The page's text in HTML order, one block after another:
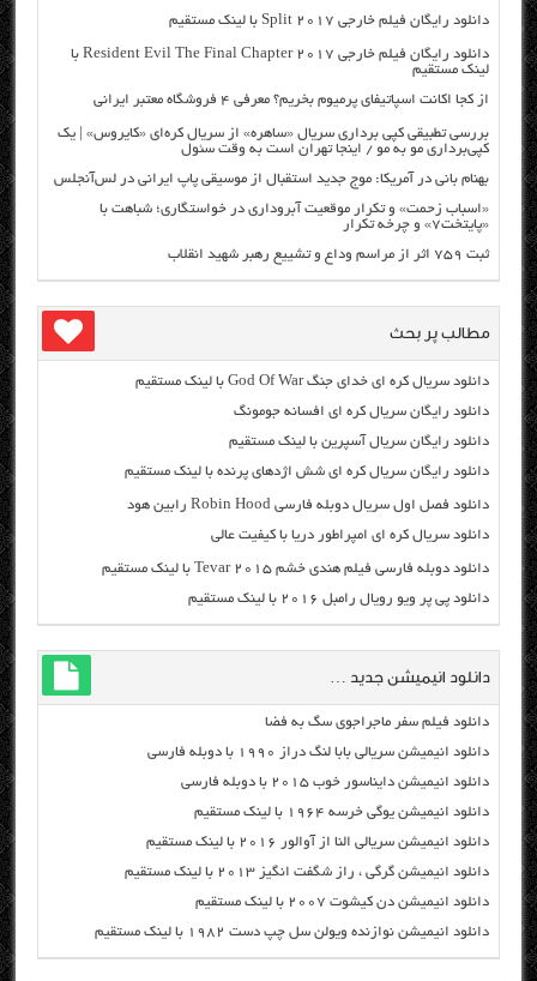
دانلود رایگان فیلم خارجی Split 2017 با لینک مستقیم
دانلود رایگان فیلم خارجی Resident Evil The Final Chapter 2017 با
لینک مستقیم
از کجا اکانت اسپاتیفای پرمیوم بخریم؟ معرفی ۴ فروشگاه معتبر ایرانی
بررسی تطبیقی کپی برداری سریال «ساهره» از سریال کره‌ای «کایروس» | یک
کپی‌برداری مو به مو / اینجا تهران است به وقت سئول
بهنام بانی در آمریکا: موج جدید استقبال از موسیقی پاپ ایرانی در لس‌آنجلس
«اسباب زحمت» و تکرار موقعیت آبروداری در خواستگاری؛ شباهت با
«پایتخت۷» و چرخه تکرار
ثبت ۷۵۹ اثر از مراسم وداع و تشییع رهبر شهید انقلاب
مطالب پر بحث
دانلود سریال کره ای خدای جنگ God Of War با لینک مستقیم
دانلود رایگان سریال کره ای افسانه جومونگ
دانلود رایگان سریال آسپرین با لینک مستقیم
دانلود رایگان سریال کره ای شش اژدهای پرنده با لینک مستقیم
دانلود فصل اول سریال دوبله فارسی Robin Hood رابین هود
دانلود سریال کره ای امپراطور دریا با کیفیت عالی
دانلود دوبله فارسی فیلم هندی خشم Tevar ۲۰۱۵ با لینک مستقیم
دانلود پی پر ویو رویال رامبل ۲۰۱۶ با لینک مستقیم
دانلود انیمیشن جدید …
دانلود فیلم سفر ماجراجوی سگ به فضا
دانلود انیمیشن سریالی بابا لنگ دراز ۱۹۹۰ با دوبله فارسی
دانلود انیمیشن دایناسور خوب ۲۰۱۵ با دوبله فارسی
دانلود انیمیشن یوگی خرسه ۱۹۶۴ با لینک مستقیم
دانلود انیمیشن سریالی النا از آوالور ۲۰۱۶ با لینک مستقیم
دانلود انیمیشن گرگی ، راز شگفت انگیز ۲۰۱۳ با لینک مستقیم
دانلود انیمیشن دن کیشوت ۲۰۰۷ با لینک مستقیم
دانلود انیمیشن نوازنده ویولن سل چپ دست ۱۹۸۲ با لینک مستقیم